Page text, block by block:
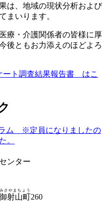
は、地域の現状分析および
まいります。
療・介護関係者の皆様に厚
後ともお力添えのほどよろ
ート調査結果報告書 はこ
ム ※定員になりましたの
。
ンター
射山町
みさやまちょう
260